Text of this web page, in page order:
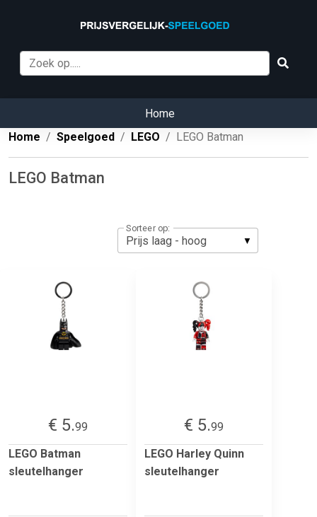
Home
Home
Speelgoed LEGO LEGO Batman
LEGO Batman
Sorteer op:
€ 5.99
LEGO Batman
sleutelhanger
€ 5.99
LEGO Harley Quinn
sleutelhanger